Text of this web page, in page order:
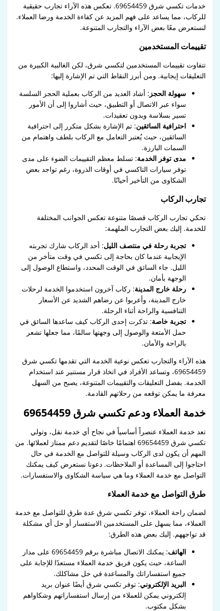
خدمات تكسي شرق 69654459. تعكس هذه الآراء تجارب حقيقية
للركاب، مما يساعد على فهم المزيد عن كفاءة الخدمة ورضا العملاء.
لنستعرض معًا بعض الآراء والتجارب المتنوعة.
تقييمات المستخدمين
تتفاوت تقييمات المستخدمين لتكسي شرق، لكن الغالبية الكبيرة من
التعليقات إيجابية. ومن أبرز النقاط التي تم الإشارة إليها:
سهولة الحجز : أشاد العديد من الركاب بعملية الحجز السلسة
سواء عبر الاتصال أو التطبيق، حيث أشاروا إلى أن الأمور
تسير بسلاسة وبدون تعقيدات.
احترافية السائقين: تم الإشارة بشكل متكرر إلى احترافية
السائقين، حيث يُعتبر التعامل مع الركاب بلطف واهتمام من
السمات البارزة.
مدى توفر الخدمة: تسلط معظم التقييمات الضوء على مدى
توفر سيارات التاكسي في أوقات الذروة، رغم تواجد بعض
الشكاوى من التأخير أحيانًا.
تجارب الركاب
تحكي تجارب الركاب قصصًا متنوعة تعكس الجوانب المختلفة
للخدمة. إليك بعض التجارب الملهمة:
تجربة رحلة في منتصف الليل: أحد الركاب شارك تجربته
الإيجابية عندما كان بحاجة إلى تكسي في وقت متأخر من
الليل. جاء السائق في الوقت المحدد، واستطاع الوصول إلى
الوجهة بأمان.
رحلة خارج المدينة: ركاب آخرون استخدموا الخدمة لرحلات
خارج المدينة، وأعربوا عن رضاهم الشديد عن الأسعار
التنافسية والراحة أثناء الرحلة.
تجربة خاصة: تذكرت إحدى الركاب كيف ساعدها السائق في
حمل الأمتعة والوصول إلى وجهتها سالمًا، مما جعلها تشعر
بالراحة والأمان.
هذه الآراء والتجارب تعكس نوعية الخدمة التي تقدمها تكسي شرق
69654459، وتساعد الأفراد في اتخاذ قرار مستنير عند استخدام
الخدمة. بفضل التعليقات والتقييمات المتنوعة، يصبح من السهل
معرفة ما يمكن توقعه من رحلاتهم القادمة.
خدمة العملاء ودعم تكسي شرق 69654459
تعد خدمة العملاء عنصراً أساسياً في نجاح أي خدمة نقل، وتولي
تكسي شرق 69654459 اهتمامًا خاصًا لتقديم دعم ممتاز لعملائها. من
المهم أن يكون لدى الركاب وسيلة للتواصل مع الخدمة في حال
احتاجوا إلى المساعدة أو الملاحظات. دعونا نستعرض كيف يمكنك
التواصل مع خدمة العملاء وما هي سياسة الشكاوى والاستفسارات.
طرق التواصل مع خدمة العملاء
لضمان راحة العملاء، توفر تكسي شرق عدة طرق للتواصل مع خدمة
العملاء، مما يسهل على المستخدمين الاستفسار أو حل أي مشكلة
قد تواجههم. إليك بعض هذه الطرق:
الهاتف
: يمكنك الاتصال مباشرة برقم 69654459 على مدار
الساعة، حيث يكون فريق خدمة العملاء مستعدًا للإجابة على
جميع استفساراتك والمساعدة في حل مشاكلك.
البريد الإلكتروني: توفر تكسي شرق أيضًا عنوان بريد
إلكتروني يمكن للعملاء من إرسال استفساراتهم وشكاواهم
بشكل مكتوب.